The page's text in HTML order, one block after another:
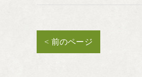
< 前のページ